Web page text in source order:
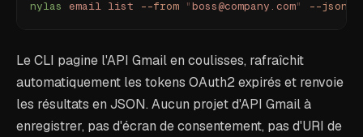
nylas email list --from "boss@company.com" --json
Le CLI pagine l'API Gmail en coulisses, rafraîchit
automatiquement les tokens OAuth2 expirés et renvoie
les résultats en JSON. Aucun projet d'API Gmail à
enregistrer, pas d'écran de consentement, pas d'URI de